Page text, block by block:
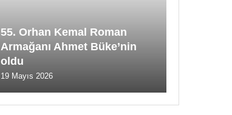
55. Orhan Kemal Roman
Armağanı Ahmet Büke’nin
oldu
19 Mayıs 2026